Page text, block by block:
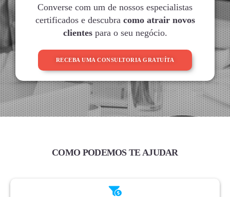
Converse com um de nossos especialistas
certificados e descubra como atrair novos
clientespara o seu negócio.
RECEBA UMA CONSULTORIA GRATUÍTA
COMO PODEMOS TE AJUDAR